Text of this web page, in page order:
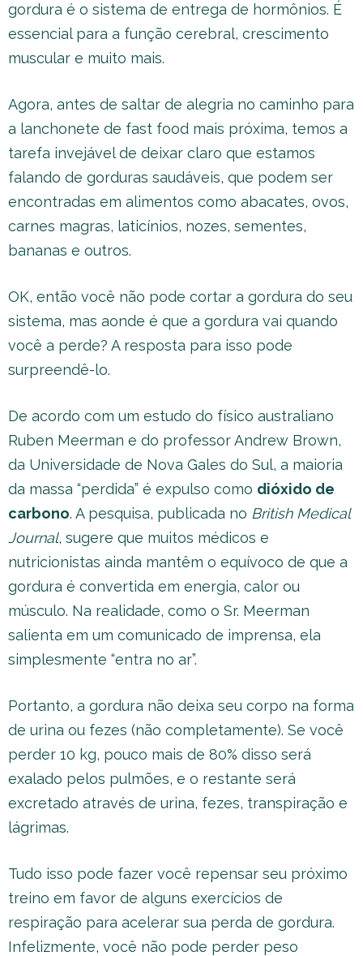
gordura é o sistema de entrega de hormônios. É
essencial para a função cerebral, crescimento
muscular e muito mais.
Agora, antes de saltar de alegria no caminho para
a lanchonete de fast food mais próxima, temos a
tarefa invejável de deixar claro que estamos
falando de gorduras saudáveis, que podem ser
encontradas em alimentos como abacates, ovos,
carnes magras, laticínios, nozes, sementes,
bananas e outros.
OK, então você não pode cortar a gordura do seu
sistema, mas aonde é que a gordura vai quando
você a perde? A resposta para isso pode
surpreendê-lo.
De acordo com um estudo do físico australiano
Ruben Meerman e do professor Andrew Brown,
da Universidade de Nova Gales do Sul, a maioria
da massa “perdida” é expulso como dióxido de
carbono. A pesquisa, publicada no British Medical
Journal, sugere que muitos médicos e
nutricionistas ainda mantêm o equívoco de que a
gordura é convertida em energia, calor ou
músculo. Na realidade, como o Sr. Meerman
salienta em um comunicado de imprensa, ela
simplesmente “entra no ar”.
Portanto, a gordura não deixa seu corpo na forma
de urina ou fezes (não completamente). Se você
perder 10 kg, pouco mais de 80% disso será
exalado pelos pulmões, e o restante será
excretado através de urina, fezes, transpiração e
lágrimas.
Tudo isso pode fazer você repensar seu próximo
treino em favor de alguns exercícios de
respiração para acelerar sua perda de gordura.
Infelizmente, você não pode perder peso